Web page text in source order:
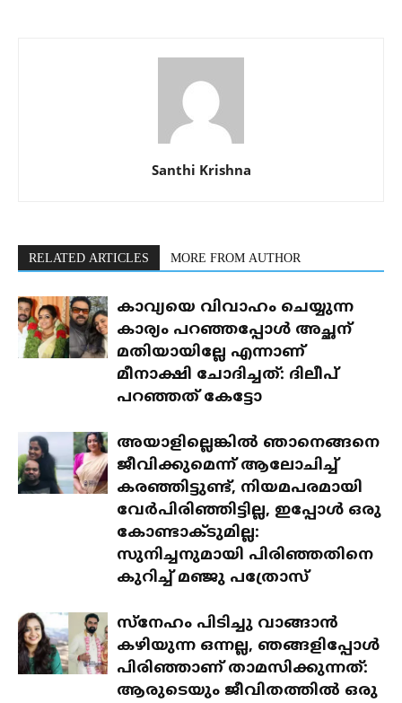
Santhi Krishna
RELATED ARTICLES MORE FROM AUTHOR
കാവ്യയെ വിവാഹം ചെയ്യുന്ന
കാര്യം പറഞ്ഞപ്പോൾ അച്ഛന്
മതിയായില്ലേ എന്നാണ്
മീനാക്ഷി ചോദിച്ചത്: ദിലീപ്
പറഞ്ഞത് കേട്ടോ
അയാളില്ലെങ്കിൽ ഞാനെങ്ങനെ
ജീവിക്കുമെന്ന് ആലോചിച്ച്
കരഞ്ഞിട്ടുണ്ട്, നിയമപരമായി
വേർപിരിഞ്ഞിട്ടില്ല, ഇപ്പോൾ ഒരു
കോണ്ടാക്ടുമില്ല:
സുനിച്ചനുമായി പിരിഞ്ഞതിനെ
കുറിച്ച് മഞ്ജു പത്രോസ്
സ്‌നേഹം പിടിച്ചു വാങ്ങാൻ
കഴിയുന്ന ഒന്നല്ല, ഞങ്ങളിപ്പോൾ
പിരിഞ്ഞാണ് താമസിക്കുന്നത്:
ആരുടെയും ജീവിതത്തിൽ ഒരു